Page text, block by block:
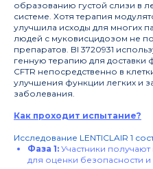
образованию густой слизи в
системе. Хотя терапия
улучшила исходы для многих
людей с муковисцидозом не
препаратов. BI 3720931
генную терапию для доставки
CFTR непосредственно в
улучшения функции легких и
заболевания.
Как проходит испытание?
Исследование LENTICLAIR 1
Фаза 1: Участники
для оценки безопасности